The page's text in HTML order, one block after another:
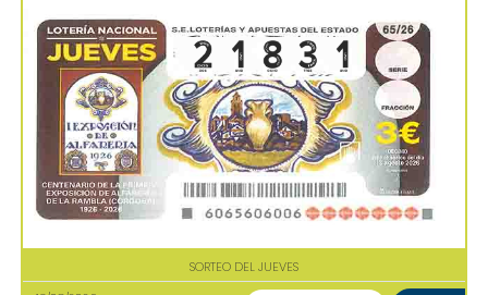
SORTEO DEL JUEVES